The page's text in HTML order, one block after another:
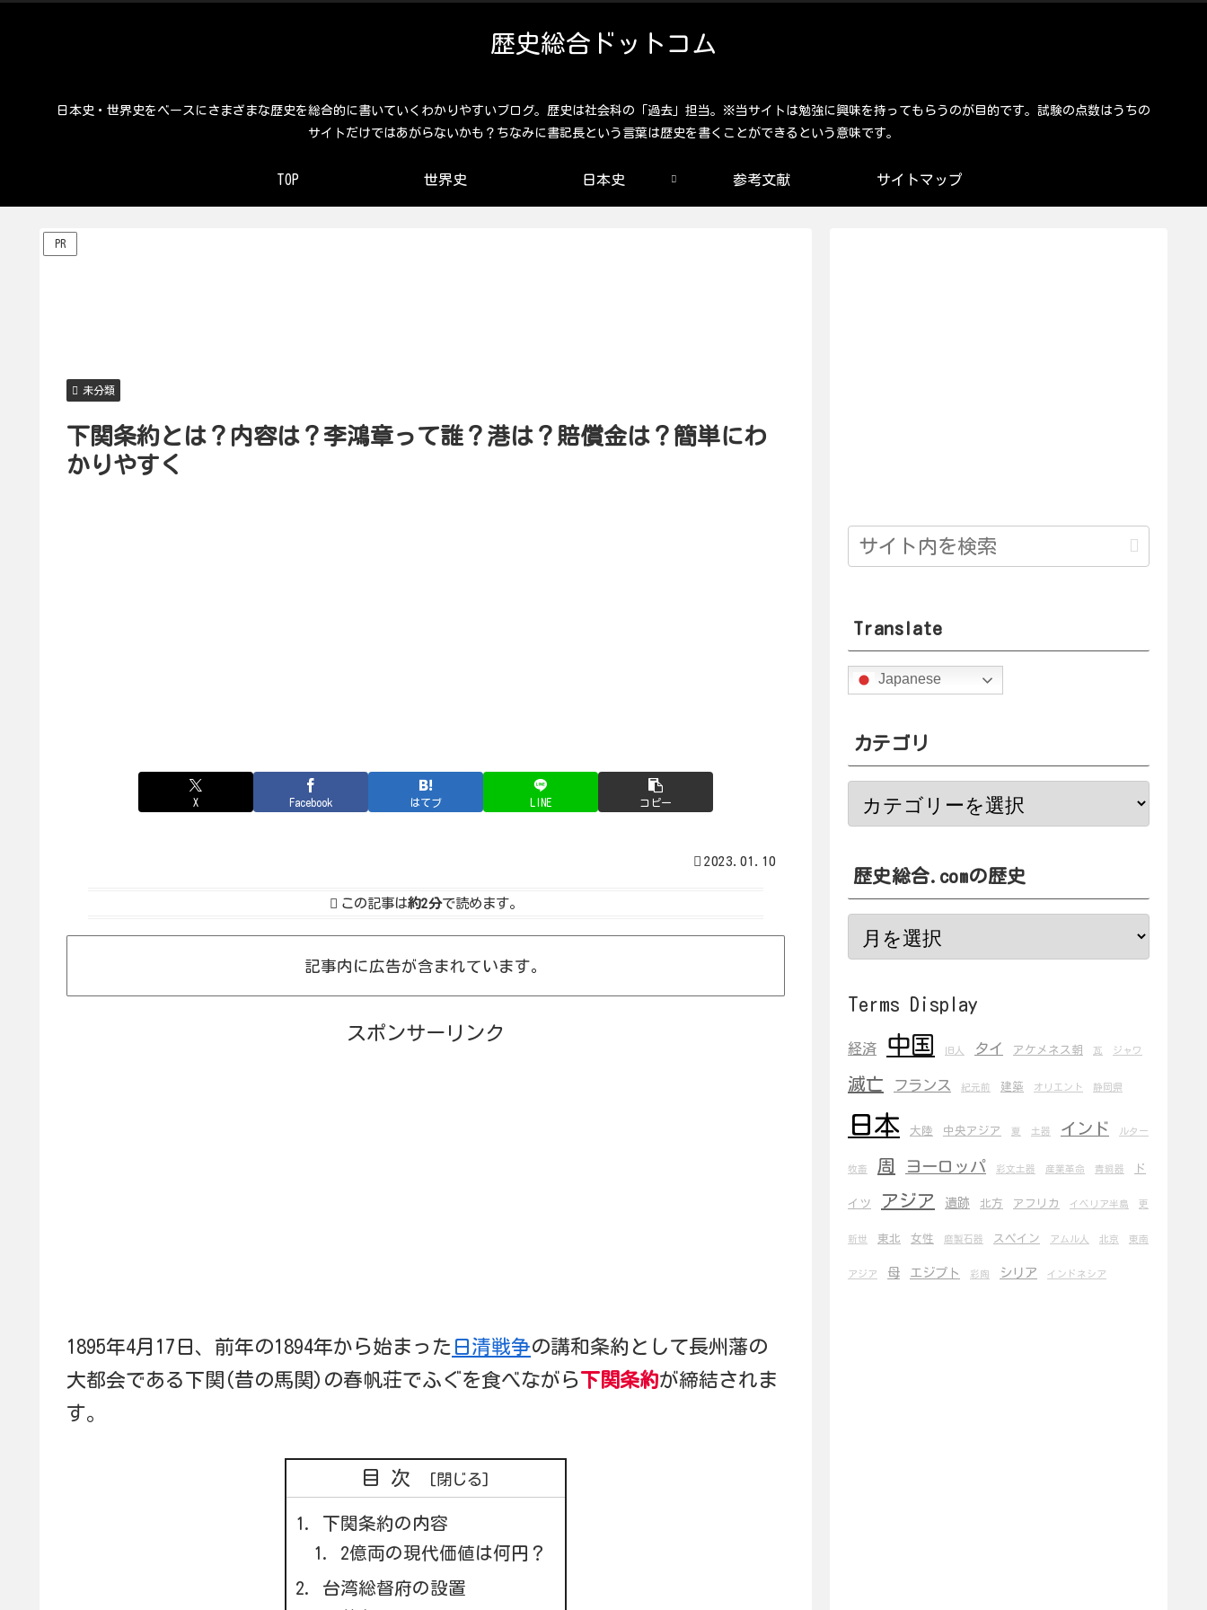
歴史総合ドットコム
日本史・世界史をベースにさまざまな歴史を総合的に書いていくわかりやすいブログ。歴史は社会科の「過去」担当。※当サイトは勉強に興味を持ってもらうのが目的です。試験の点数はうちの
サイトだけではあがらないかも？ちなみに書記長という言葉は歴史を書くことができるという意味です。
TOP 世界史 日本史 参考文献 サイトマップ
PR
未分類
下関条約とは？内容は？李鴻章って誰？港は？賠償金は？簡単にわ
かりやすく
X Facebook はてブ LINE コピー
2023.01.10
この記事は約2分で読めます。
記事内に広告が含まれています。
スポンサーリンク
1895年4月17日、前年の1894年から始まった 日清戦争の講和条約として長州藩の
大都会である下関(昔の馬関)の春帆荘でふぐを食べながら下関条約が締結されま
す。
目次
下関条約の内容
2億両の現代価値は何円？
台湾総督府の設置
Translate
Japanese
カテゴリ
歴史総合.comの歴史
Terms Display
経済 中国 旧人 タイ アケメネス朝 瓦 ジャワ
滅亡 フランス 紀元前 建築 オリエント 静岡県
日本 大陸 中央アジア 夏 土器 インド ルター
牧畜 周 ヨーロッパ 彩文土器 産業革命 青銅器 ド
イツ アジア 遺跡 北方 アフリカ イベリア半島 更
新世 東北 女性 磨製石器 スペイン アムル人 北京 東南
アジア 母 エジプト 彩陶 シリア インドネシア